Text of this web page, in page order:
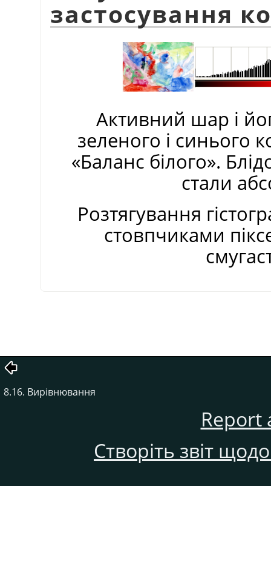
застосування
Активний шар і
зеленого і синього
«Баланс білого».
стали
Розтягування
стовпчиками
8.16. Вирівнювання
Report
Створіть звіт